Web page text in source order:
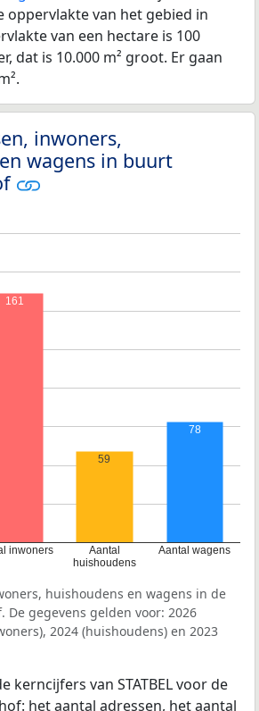
oppervlakte van het gebied in
van een hectare is 100
dat is 10.000 m² groot. Er gaan
inwoners,
wagens in buurt
inwoners
Aantal
huishoudens
Aantal wagens
161
59
78
huishoudens en wagens in de
De gegevens gelden voor: 2026
2024 (huishoudens) en 2023
kerncijfers van STATBEL voor de
het aantal adressen, het aantal